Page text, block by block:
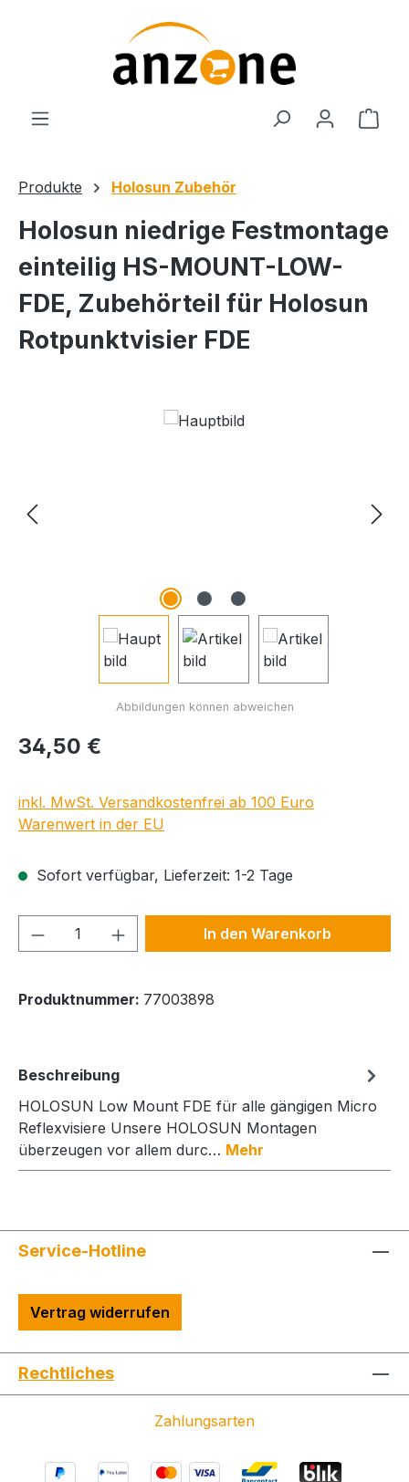
Zum Hauptinhalt springen
Produkte Holosun Zubehör
Holosun niedrige Festmontage
einteilig HS-MOUNT-LOW-
FDE, Zubehörteil für Holosun
Rotpunktvisier FDE
Bildergalerie überspringen
Regulärer Preis:
34,50 €
inkl. MwSt. Versandkostenfrei ab 100 Euro
Warenwert in der EU
Sofort verfügbar, Lieferzeit: 1-2 Tage
Produkt Anzahl: Gib denIn den Warenkorb
Produktnummer: 77003898
Beschreibung
HOLOSUN Low Mount FDE für alle gängigen Micro
Reflexvisiere Unsere HOLOSUN Montagen
überzeugen vor allem durc… Mehr
Service-Hotline
Vertrag widerrufen
Rechtliches
Zahlungsarten